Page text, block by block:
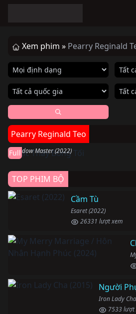
Xem phim » Pearry Reginald
Pearry Reginald Teo
Bậc Thầy Bóng Tối
Shadow Master (2022)
Full
Hoàn thành
TOP PHIM BỘ
Cầm Tù
Esaret (2022)
26331 lượt xem
Người
Iron Lady
7533 lượt